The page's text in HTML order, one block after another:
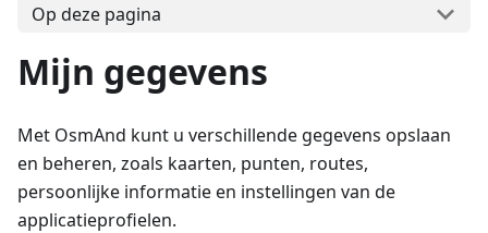
Op deze pagina
Mijn gegevens
Met OsmAnd kunt u verschillende gegevens opslaan
en beheren, zoals kaarten, punten, routes,
persoonlijke informatie en instellingen van de
applicatieprofielen.